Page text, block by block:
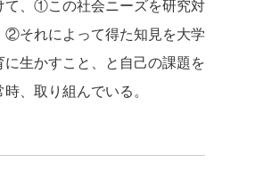
て、①この社会ニーズを研究対
②それによって得た知見を大学
に生かすこと、と自己の課題を
、取り組んでいる。